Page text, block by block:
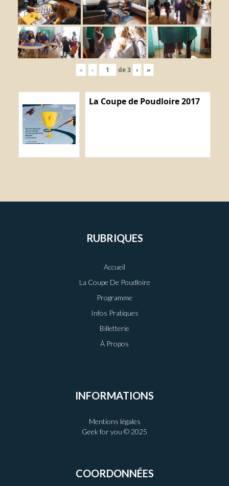
« ‹ de3 › »
La Coupe de Poudloire 2017
RUBRIQUES
Accueil
La Coupe De Poudloire
Programme
Infos Pratiques
Billetterie
À Propos
INFORMATIONS
Mentions légales
Geek for you © 2025
COORDONNÉES